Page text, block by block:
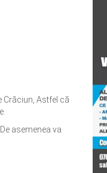
Crăciun, Astfel că
asemenea va